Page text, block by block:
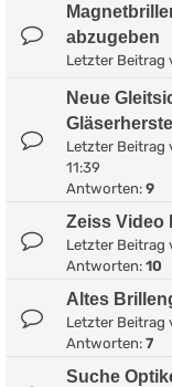
abzugeben
Letzter Beitrag
Neue
Letzter Beitrag
11:39
Antworten: 9
Zeiss Video
Letzter Beitrag
Antworten: 10
Altes
Letzter Beitrag
Antworten: 7
Suche